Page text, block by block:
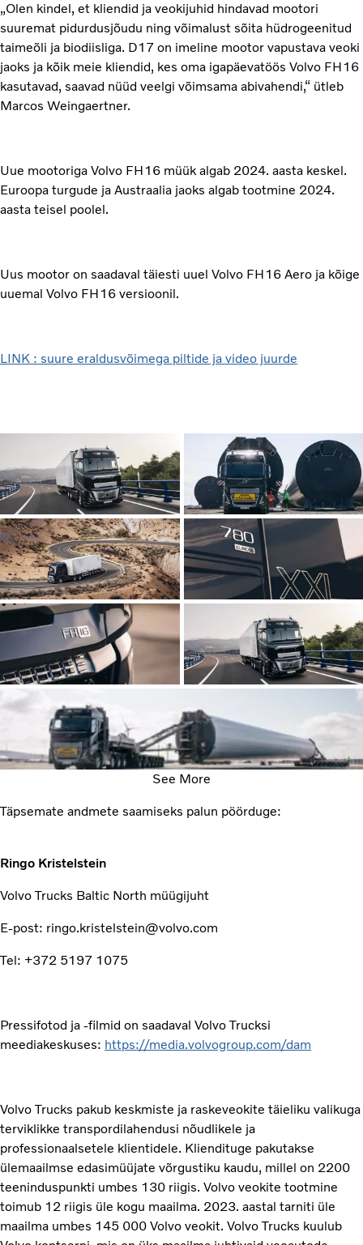
„Olen kindel, et kliendid ja veokijuhid hindavad mootori
suuremat pidurdusjõudu ning võimalust sõita hüdrogeenitud
taimeõli ja biodiisliga. D17 on imeline mootor vapustava veoki
jaoks ja kõik meie kliendid, kes oma igapäevatöös Volvo FH16
kasutavad, saavad nüüd veelgi võimsama abivahendi,“ ütleb
Marcos Weingaertner.
Uue mootoriga Volvo FH16 müük algab 2024. aasta keskel.
Euroopa turgude ja Austraalia jaoks algab tootmine 2024.
aasta teisel poolel.
Uus mootor on saadaval täiesti uuel Volvo FH16 Aero ja kõige
uuemal Volvo FH16 versioonil.
LINK : suure eraldusvõimega piltide ja video juurde
See More
Täpsemate andmete saamiseks palun pöörduge:
Ringo Kristelstein
Volvo Trucks Baltic North müügijuht
E-post: ringo.kristelstein@volvo.com
Tel: +372 5197 1075
Pressifotod ja -filmid on saadaval Volvo Trucksi
meediakeskuses: https://media.volvogroup.com/dam
Volvo Trucks pakub keskmiste ja raskeveokite täieliku valikuga
terviklikke transpordilahendusi nõudlikele ja
professionaalsetele klientidele. Kliendituge pakutakse
ülemaailmse edasimüüjate võrgustiku kaudu, millel on 2200
teeninduspunkti umbes 130 riigis. Volvo veokite tootmine
toimub 12 riigis üle kogu maailma. 2023. aastal tarniti üle
maailma umbes 145 000 Volvo veokit. Volvo Trucks kuulub